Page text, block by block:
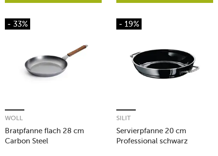
- 33%
Bratpfanne flach 28 cm
Carbon Steel
WOLL
- 19%
Servierpfanne 20 cm
Professional schwarz
SILIT